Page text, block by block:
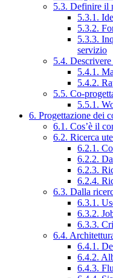
5.3. Definire il
5.3.1.
5.3.2.
5.3.3.
servizio
5.4.
5.4.1.
5.4.2.
5.5. Co-
5.5.1.
6. Progettazione dei
6.1. Cos’è il
6.2. Ricerca
6.2.1.
6.2.2.
6.2.3.
6.2.4.
6.3. Dalla
6.3.1.
6.3.2.
6.3.3.
6.4.
6.4.1.
6.4.2.
6.4.3.